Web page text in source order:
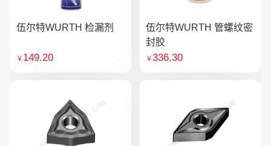
伍尔特WURTH 检漏剂
￥ 149.20
伍尔特WURTH 管螺纹密
封胶
￥336.30